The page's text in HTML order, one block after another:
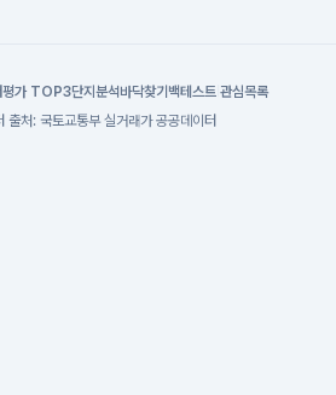
평가 TOP3단지분석 바닥찾기 백테스트 관심목록
출처: 국토교통부 실거래가 공공데이터